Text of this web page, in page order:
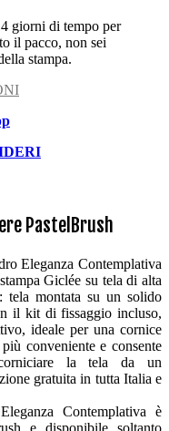
giorni di tempo per
il pacco, non sei
stampa.
PastelBrush
Eleganza Contemplativa
Giclée su tela di alta
tela montata su un solido
il kit di fissaggio incluso,
ideale per una cornice
conveniente e consente
la tela da un
gratuita in tutta Italia e
Eleganza Contemplativa è
e disponibile soltanto